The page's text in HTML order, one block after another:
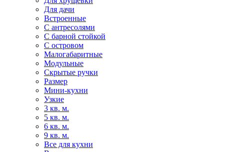
Для дачи
Встроенные
С антресолями
С барной стойкой
С островом
Малогабаритные
Модульные
Скрытые ручки
Размер
Мини-кухни
Узкие
3 кв. м.
5 кв. м.
6 кв. м.
9 кв. м.
Все для кухни